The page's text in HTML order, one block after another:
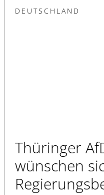
DEUTSCHLAND
Thüringer
wünschen